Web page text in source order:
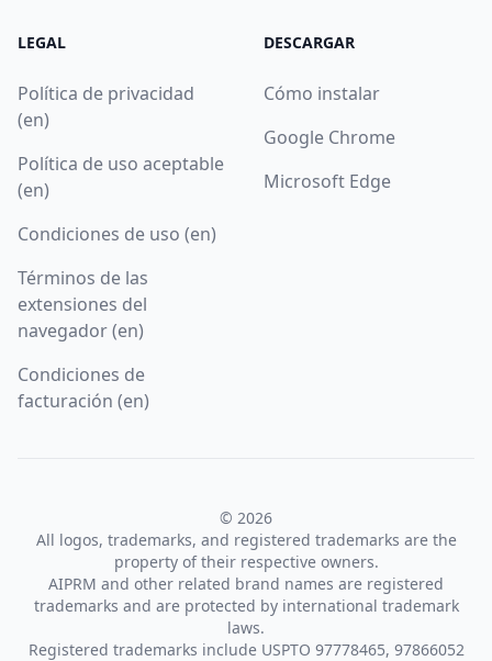
LEGAL
Política de privacidad
(en)
Política de uso aceptable
(en)
Condiciones de uso (en)
Términos de las
extensiones del
navegador (en)
Condiciones de
facturación (en)
DESCARGAR
Cómo instalar
Google Chrome
Microsoft Edge
© 2026
All logos, trademarks, and registered trademarks are the
property of their respective owners.
AIPRM and other related brand names are registered
trademarks and are protected by international trademark
laws.
Registered trademarks include USPTO 97778465, 97866052